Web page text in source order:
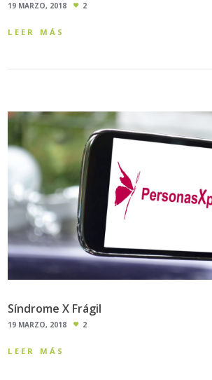
19 MARZO, 2018 2
LEER MÁS
Síndrome X Frágil
19 MARZO, 2018 2
LEER MÁS